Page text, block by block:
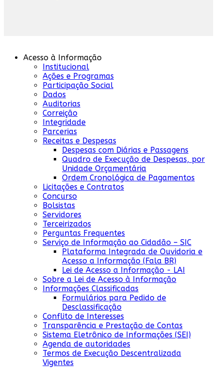
Acesso à Informação
Institucional
Ações e Programas
Participação Social
Dados
Auditorias
Correição
Integridade
Parcerias
Receitas e Despesas
Despesas com Diárias e Passagens
Quadro de Execução de Despesas, por
Unidade Orçamentária
Ordem Cronológica de Pagamentos
Licitações e Contratos
Concurso
Bolsistas
Servidores
Terceirizados
Perguntas Frequentes
Serviço de Informação ao Cidadão – SIC
Plataforma Integrada de Ouvidoria e
Acesso a Informação (Fala BR)
Lei de Acesso a Informação - LAI
Sobre a Lei de Acesso à Informação
Informações Classificadas
Formulários para Pedido de
Desclassificação
Conflito de Interesses
Transparência e Prestação de Contas
Sistema Eletrônico de Informações (SEI)
Agenda de autoridades
Termos de Execução Descentralizada
Vigentes